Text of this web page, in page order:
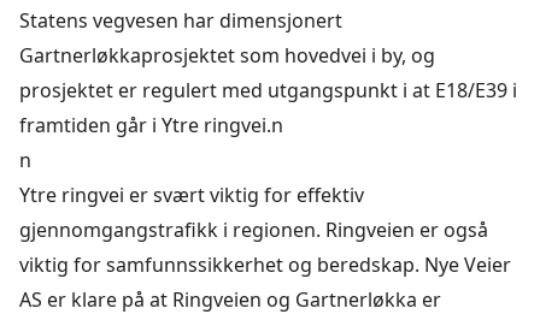
Statens vegvesen har dimensjonert
Gartnerløkkaprosjektet som hovedvei i by, og
prosjektet er regulert med utgangspunkt i at E18/E39 i
framtiden går i Ytre ringvei.n
n
Ytre ringvei er svært viktig for effektiv
gjennomgangstrafikk i regionen. Ringveien er også
viktig for samfunnssikkerhet og beredskap. Nye Veier
AS er klare på at Ringveien og Gartnerløkka er